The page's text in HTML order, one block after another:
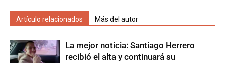
Artículo relacionados Más del autor
La mejor noticia: Santiago Herrero
recibió el alta y continuará su